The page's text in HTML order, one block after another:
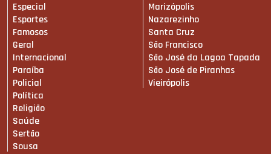
Especial
Esportes
Famosos
Geral
Internacional
Paraíba
Policial
Política
Religião
Saúde
Sertão
Sousa
Marizópolis
Nazarezinho
Santa Cruz
São Francisco
São José da Lagoa Tapada
São José de Piranhas
Vieirópolis